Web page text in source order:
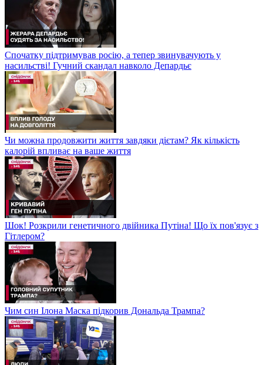
Спочатку підтримував росію, а тепер звинувачують у
насильстві! Гучний скандал навколо Депардьє
Чи можна продовжити життя завдяки дієтам? Як кількість
калорій впливає на ваше життя
Шок! Розкрили генетичного двійника Путіна! Що їх пов'язує з
Гітлером?
Чим син Ілона Маска підкорив Дональда Трампа?